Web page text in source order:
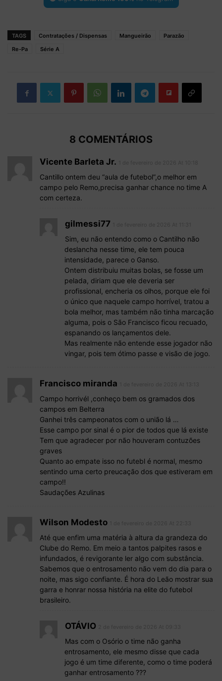
TAGS Contratações / Dispensas Mangueirão
Parazão
Re-Pa
Série A
8 COMENTÁRIOS
Vicente Barleta Jr.
Cantillo ontem deu “aula de futebol”,o melhor em
campo pelo Remo,precisa ganhar chance no time A
com certeza.
gilmessi77
Sim, eu não entendo como o Cantilho não
deslancha nesse time, ele tem pouca
intensidade, parece o Ganso.
Ontem distribuiu muitas bolas, se fosse um
pelada, diriam que ele deveria ser
profissional, encheria os olhos, porque ele foi
o único que naquele campo horrível, tratou a
bola melhor, mas também não tinha marcação
alguma, pois o São Francisco ficou recuado,
espanando os lançamentos dele.
Mas realmente não entende esse jogador não
vingar, pois tem ótimo passe e visão de jogo.
Francisco miranda
Campo horrivél ,conheço bem os gramados dos
campos em Belterra
Ganhei três campeonatos com o união lá …
Esse campo por sinal é o pior de todos que lá existe
Tem que agradecer por não houveram contuzões
graves
Quanto ao empate isso no futebl é normal, mesmo
sentindo uma certo preucação dos que estiveram em
campo!!
Saudações Azulinas
Wilson Modesto
Até que enfim uma matéria à altura da grandeza do
Clube do Remo. Em meio a tantos palpites rasos e
infundados, é revigorante ler algo com substância.
Sabemos que o entrosamento não vem do dia para o
noite, mas sigo confiante. É hora do Leão mostrar sua
garra e honrar nossa história na elite do futebol
brasileiro.
OTÁVIO
Mas com o Osório o time não ganha
entrosamento, ele mesmo disse que cada
jogo é um time diferente, como o time poderá
ganhar entrosamento ???